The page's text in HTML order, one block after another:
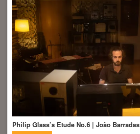
Philip Glass’s Etude No.6 | João Barradas